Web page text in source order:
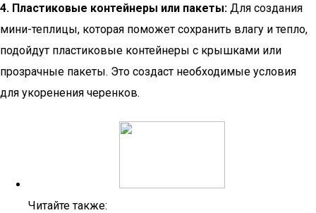
4. Пластиковые контейнеры или пакеты: Для создания
мини-теплицы, которая поможет сохранить влагу и тепло,
подойдут пластиковые контейнеры с крышками или
прозрачные пакеты. Это создаст необходимые условия
для укоренения черенков.
Читайте также: